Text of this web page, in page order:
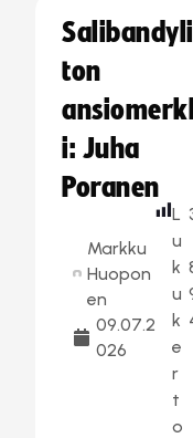
ton
i: Juha
Poranen
Markku
Huopon
en
09.07.2
026
L
u
k
u
k
e
r
t
o